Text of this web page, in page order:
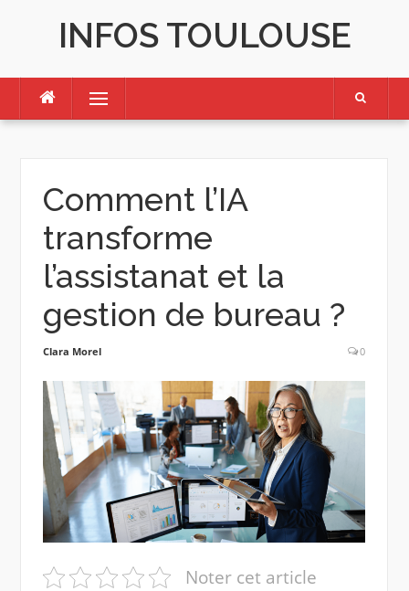
INFOS TOULOUSE
Menu
Comment l’IA
transforme
l’assistanat et la
gestion de bureau ?
Clara Morel 0
Noter cet article